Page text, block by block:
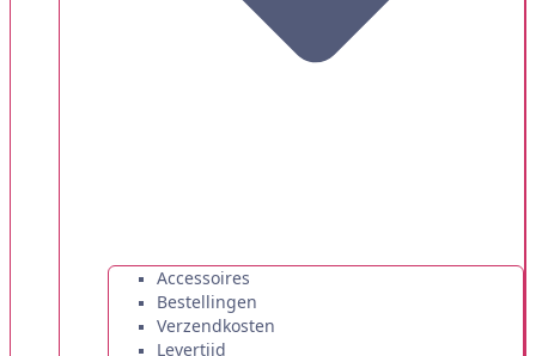
Accessoires
Bestellingen
Verzendkosten
Levertijd